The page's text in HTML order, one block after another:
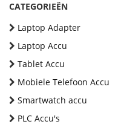
CATEGORIEËN
Laptop Adapter
Laptop Accu
Tablet Accu
Mobiele Telefoon Accu
Smartwatch accu
PLC Accu's